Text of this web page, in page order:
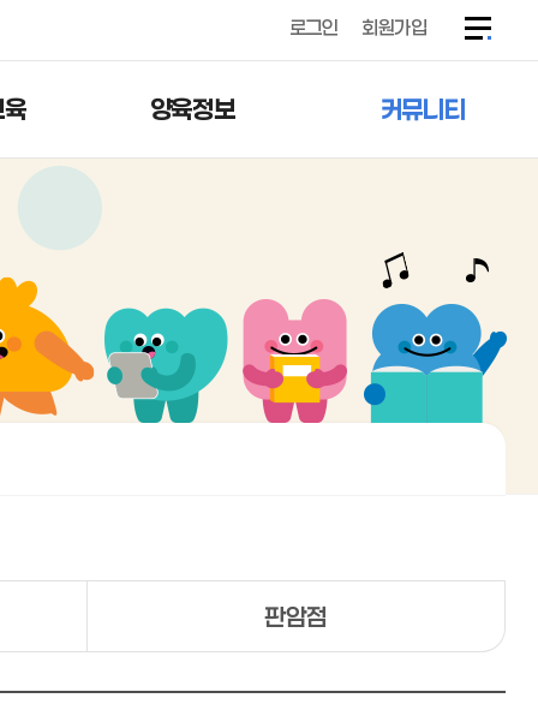
양육정보 커뮤니티
로그인 회원가입
판암점